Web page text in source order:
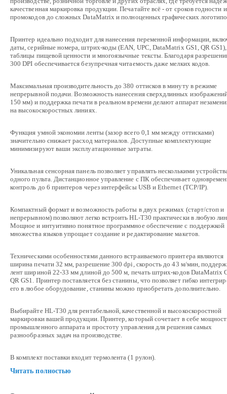
качественная маркировка продукции. Печатайте всё - от сроков годности и
промокодов до сложных DataMatrix и полноценных графических
Принтер идеально подходит для нанесения переменной информации,
даты, серийные номера, штрих-коды (EAN, UPC, DataMatrix GS1, QR GS1),
таблицы пищевой ценности и многоязычные тексты. Благодаря
300 DPI обеспечивается безупречная читаемость даже мелких кодов.
Максимальная производительность до 380 оттисков в минуту в режиме
непрерывной подачи. Возможность нанесения сверхдлинных
150 мм) и поддержка печати в реальном времени делают аппарат
на высокоскоростных линиях.
Функция умной экономии ленты (зазор всего 0,1 мм между оттисками)
значительно снижает расход материалов. Доступные комплектующие
минимизируют ваши эксплуатационные затраты.
Уникальная сенсорная панель позволяет управлять несколькими
одного пульта. Дистанционное управление с ПК обеспечивает
контроль до 6 принтеров через интерфейсы USB и Ethernet (TCP/IP).
Компактный формат и возможность работы в двух режимах (старт/стоп и
непрерывном) позволяют легко встроить HL-T30 практически в любую
Мощное и интуитивно понятное программное обеспечение с поддержкой
множества языков упрощает создание и редактирование макетов.
Техническими особенностями данного встраиваемого принтера являются
ширина печати 32 мм, разрешение 300 dpi, скорость до 43 м/мин,
лент шириной 22-33 мм длиной до 500 м, печать штрих-кодов DataMatrix
QR GS1. Принтер поставляется без станины, что позволяет гибко
его в любое оборудование, станины можно приобретать дополнительно.
Выбирайте HL-T30 для рентабельной, качественной и высокоскоростной
маркировки вашей продукции. Принтер, который сочетает в себе
промышленного аппарата и простоту управления для решения самых
разнообразных задач на производстве.
В комплект поставки входит термолента (1 рулон).
Читать полностью